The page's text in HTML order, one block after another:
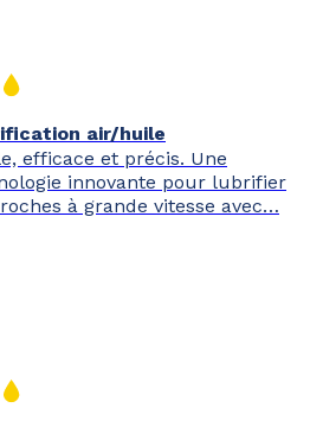
air/huile
efficace et précis. Une
innovante pour lubrifier
à grande vitesse avec…